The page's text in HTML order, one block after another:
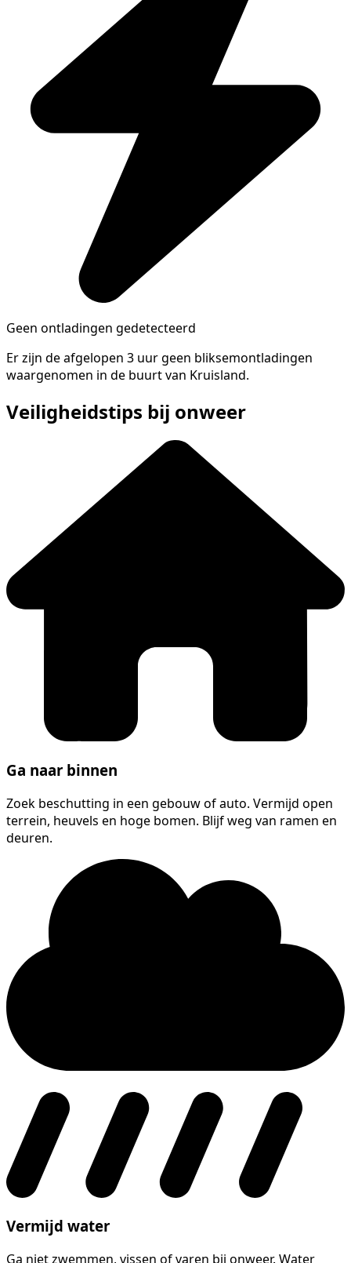
Geen ontladingen gedetecteerd
Er zijn de afgelopen 3 uur geen bliksemontladingen
waargenomen in de buurt van Kruisland.
Veiligheidstips bij onweer
Ga naar binnen
Zoek beschutting in een gebouw of auto. Vermijd open
terrein, heuvels en hoge bomen. Blijf weg van ramen en
deuren.
Vermijd water
Ga niet zwemmen, vissen of varen bij onweer. Water